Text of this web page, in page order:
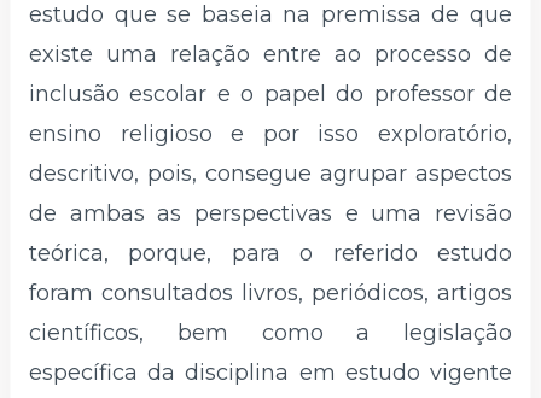
estudo que se baseia na premissa de que
existe uma relação entre ao processo de
inclusão escolar e o papel do professor de
ensino religioso e por isso exploratório,
descritivo, pois, consegue agrupar aspectos
de ambas as perspectivas e uma revisão
teórica, porque, para o referido estudo
foram consultados livros, periódicos, artigos
científicos, bem como a legislação
específica da disciplina em estudo vigente